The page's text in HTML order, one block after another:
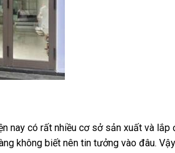
nay có rất nhiều cơ sở sản xuất và lắp
không biết nên tin tưởng vào đâu.